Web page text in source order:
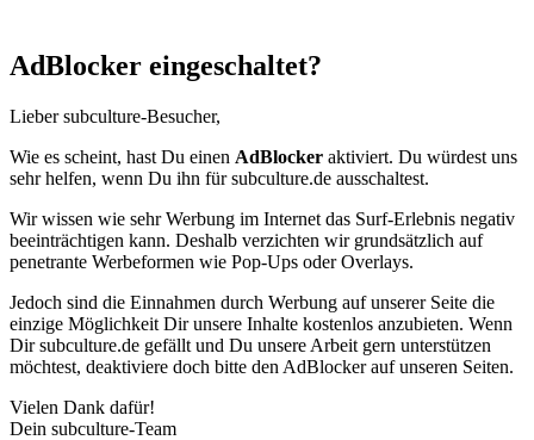
AdBlocker eingeschaltet?
Lieber subculture-Besucher,
Wie es scheint, hast Du einen AdBlocker aktiviert. Du würdest uns
sehr helfen, wenn Du ihn für subculture.de ausschaltest.
Wir wissen wie sehr Werbung im Internet das Surf-Erlebnis negativ
beeinträchtigen kann. Deshalb verzichten wir grundsätzlich auf
penetrante Werbeformen wie Pop-Ups oder Overlays.
Jedoch sind die Einnahmen durch Werbung auf unserer Seite die
einzige Möglichkeit Dir unsere Inhalte kostenlos anzubieten. Wenn
Dir subculture.de gefällt und Du unsere Arbeit gern unterstützen
möchtest, deaktiviere doch bitte den AdBlocker auf unseren Seiten.
Vielen Dank dafür!
Dein subculture-Team